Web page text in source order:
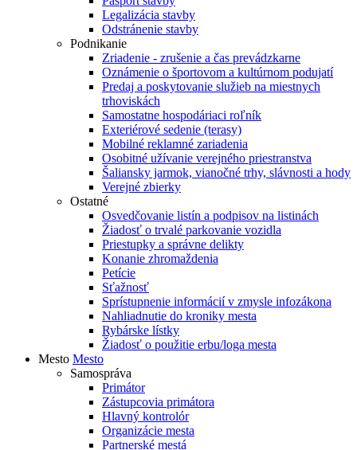
Legalizácia stavby
Odstránenie stavby
Podnikanie
Zriadenie - zrušenie a čas prevádzkarne
Oznámenie o športovom a kultúrnom podujatí
Predaj a poskytovanie služieb na miestnych
trhoviskách
Samostatne hospodáriaci roľník
Exteriérové sedenie (terasy)
Mobilné reklamné zariadenia
Osobitné užívanie verejného priestranstva
Šaliansky jarmok, vianočné trhy, slávnosti a hody
Verejné zbierky
Ostatné
Osvedčovanie listín a podpisov na listinách
Žiadosť o trvalé parkovanie vozidla
Priestupky a správne delikty
Konanie zhromaždenia
Petície
Sťažnosť
Sprístupnenie informácií v zmysle infozákona
Nahliadnutie do kroniky mesta
Rybárske lístky
Žiadosť o použitie erbu/loga mesta
Mesto Mesto
Samospráva
Primátor
Zástupcovia primátora
Hlavný kontrolór
Organizácie mesta
Partnerské mestá